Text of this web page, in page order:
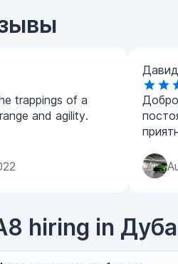
trappings of a
and agility.
hiring in